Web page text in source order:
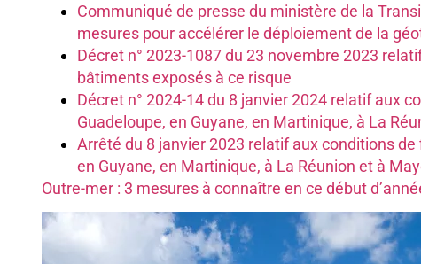
Communiqué de presse du ministère de la
mesures pour accélérer le déploiement de la
Décret n° 2023-1087 du 23 novembre 2023
bâtiments exposés à ce risque
Décret n° 2024-14 du 8 janvier 2024 relatif aux
Guadeloupe, en Guyane, en Martinique, à La
Arrêté du 8 janvier 2023 relatif aux conditions
en Guyane, en Martinique, à La Réunion et à
Outre-mer : 3 mesures à connaître en ce début